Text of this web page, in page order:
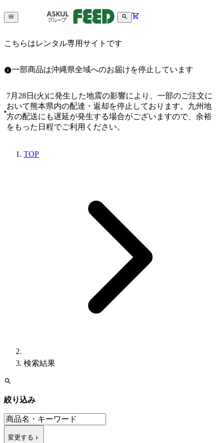
こちらはレンタル専用サイトです
一部商品は沖縄県全域へのお届けを停止しています
7月28日(火)に発生した地震の影響により、一部のご注文に
おいて熊本県内の配達・返却を停止しております。九州地
方の配送にも遅延が発生する場合がございますので、余裕
をもった日程でご利用ください。
TOP
検索結果
絞り込み
変更する